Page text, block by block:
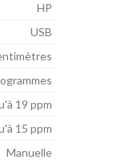
‎HP
‎USB
19 ppm
15 ppm
Manuelle